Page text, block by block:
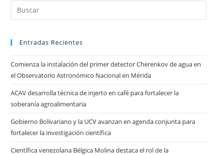
Entradas Recientes
Comienza la instalación del primer detector Cherenkov de agua en
el Observatorio Astronómico Nacional en Mérida
ACAV desarrolla técnica de injerto en café para fortalecer la
soberanía agroalimentaria
Gobierno Bolivariano y la UCV avanzan en agenda conjunta para
fortalecer la investigación científica
Científica venezolana Bélgica Molina destaca el rol de la